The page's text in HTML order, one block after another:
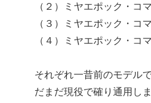
（２）ミヤエポック・コ
（３）ミヤエポック・コ
（４）ミヤエポック・コ
それぞれ一昔前のモデル
だまだ現役で確り通用し